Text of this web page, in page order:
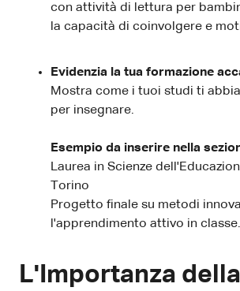
con attività di lettura per
la capacità di coinvolgere e
Evidenzia la tua formazione
Mostra come i tuoi studi ti
per insegnare.
Esempio da inserire nella
Laurea in Scienze
Torino
Progetto finale su metodi
l'apprendimento attivo in classe.
L'Importanza della